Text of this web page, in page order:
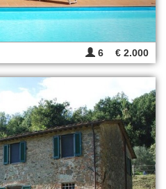
6 € 2.000